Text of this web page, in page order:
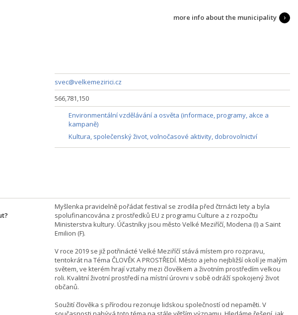
more info about the municipality
svec@velkemezirici.cz
566,781,150
Environmentální vzdělávání a osvěta (informace, programy, akce a
kampaně)
Kultura, společenský život, volnočasové aktivity, dobrovolnictví
Myšlenka pravidelně pořádat festival se zrodila před čtrnácti lety a byla
spolufinancována z prostředků EU z programu Culture a z rozpočtu
Ministerstva kultury. Účastníky jsou město Velké Meziříčí, Modena (I) a Saint
Emilion (F).
V roce 2019 se již potřinácté Velké Meziříčí stává místem pro rozpravu,
tentokrát na Téma ČLOVĚK A PROSTŘEDÍ. Město a jeho nejbližší okolí je malým
světem, ve kterém hrají vztahy mezi člověkem a životním prostředím velkou
roli. Kvalitní životní prostředí na místní úrovni v sobě odráží spokojený život
občanů.
Soužití člověka s přírodou rezonuje lidskou společností od nepaměti. V